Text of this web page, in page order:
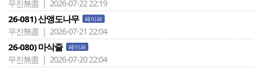
무진無盡 | 2026-07-22 22:19
26-081) 산앵도나무 페이퍼
무진無盡 | 2026-07-21 22:04
26-080) 마삭줄 페이퍼
무진無盡 | 2026-07-20 22:04